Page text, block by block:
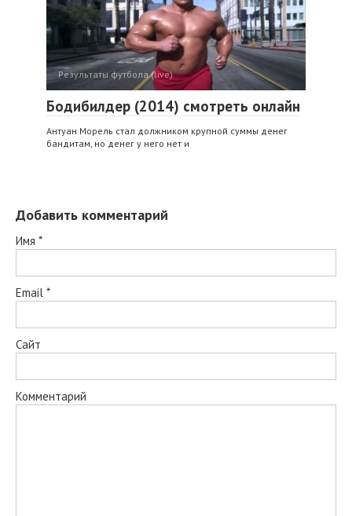
Результаты футбола (live)
Бодибилдер (2014) смотреть онлайн
Антуан Морель стал должником крупной суммы денег
бандитам, но денег у него нет и
Добавить комментарий
Имя *
Email *
Сайт
Комментарий